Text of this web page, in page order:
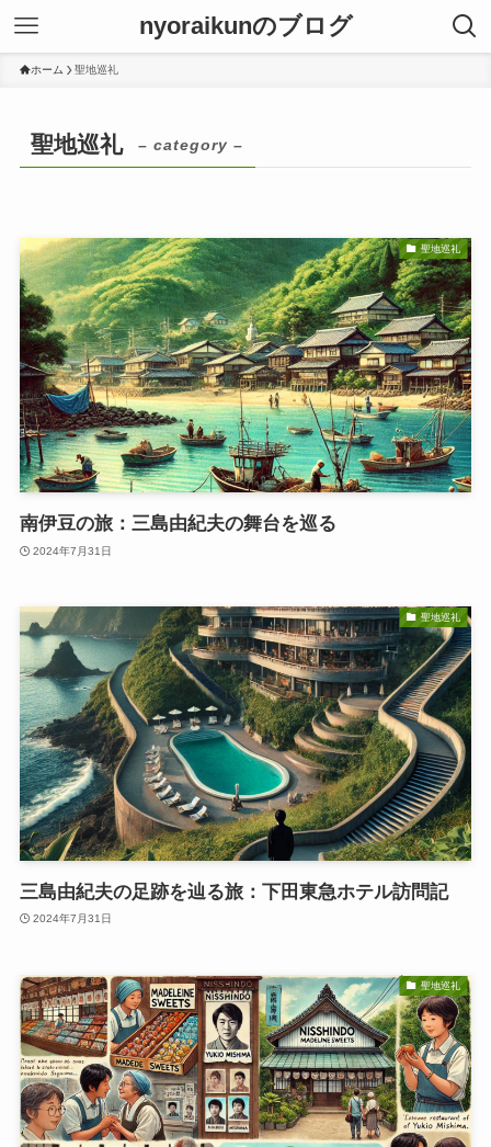
nyoraikunのブログ
ホーム 聖地巡礼
聖地巡礼 – category –
聖地巡礼
南伊豆の旅：三島由紀夫の舞台を巡る
2024年7月31日
聖地巡礼
三島由紀夫の足跡を辿る旅：下田東急ホテル訪問記
2024年7月31日
聖地巡礼